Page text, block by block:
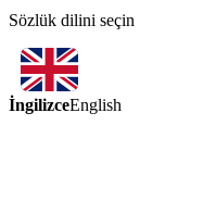
Sözlük dilini seçin
İngilizceEnglish